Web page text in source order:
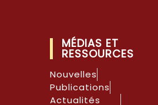
MÉDIAS ET
RESSOURCES
Nouvelles
Publications
Actualités